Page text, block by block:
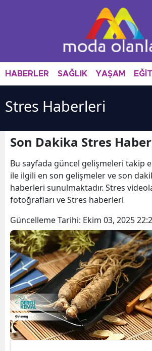
HABERLER SAĞLIK YAŞAM
Stres Haberleri
Son Dakika Stres
Bu sayfada güncel gelişmeleri takip
ile ilgili en son gelişmeler ve son
haberleri sunulmaktadır. Stres
fotoğrafları ve Stres haberleri
Güncelleme Tarihi: Ekim 03, 2025